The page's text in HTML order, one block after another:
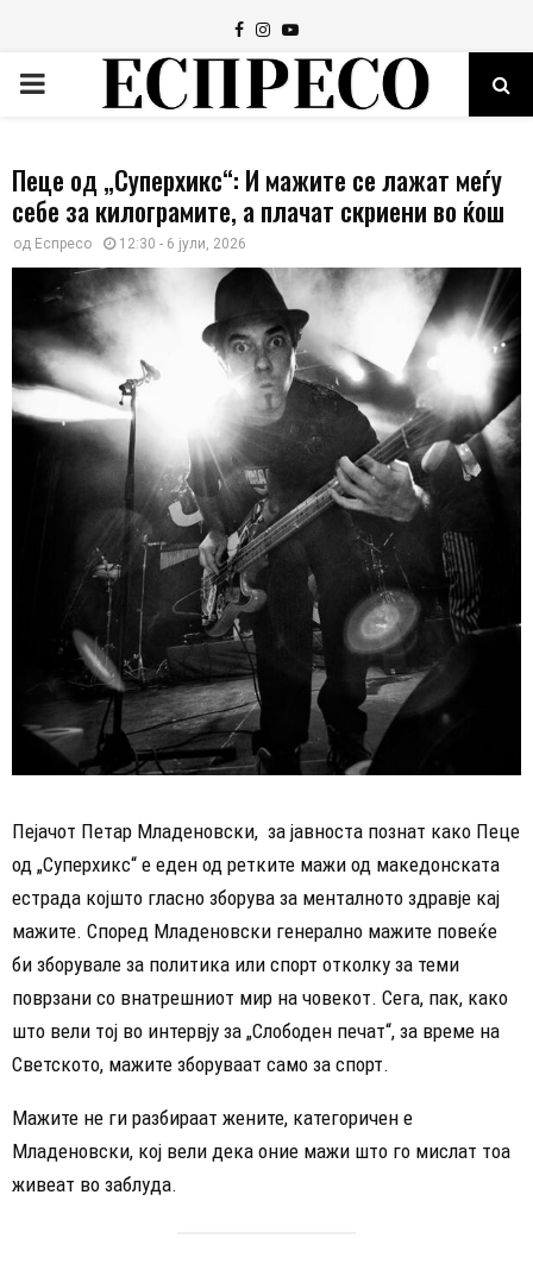
Facebook
Instagram
Youtube
PRIMARY
Пеце од „Суперхикс“: И мажите се лажат меѓу
себе за килограмите, а плачат скриени во ќош
од Еспресо 12:30 - 6 јули, 2026
Пејачот Петар Младеновски, за јавноста познат како Пеце
од „Суперхикс“ е еден од ретките мажи од македонската
естрада којшто гласно зборува за менталното здравје кај
мажите. Според Младеновски генерално мажите повеќе
би зборувале за политика или спорт отколку за теми
поврзани со внатрешниот мир на човекот. Сега, пак, како
што вели тој во интервју за „Слободен печат“, за време на
Светското, мажите зборуваат само за спорт.
Мажите не ги разбираат жените, категоричен е
Младеновски, кој вели дека оние мажи што го мислат тоа
живеат во заблуда.